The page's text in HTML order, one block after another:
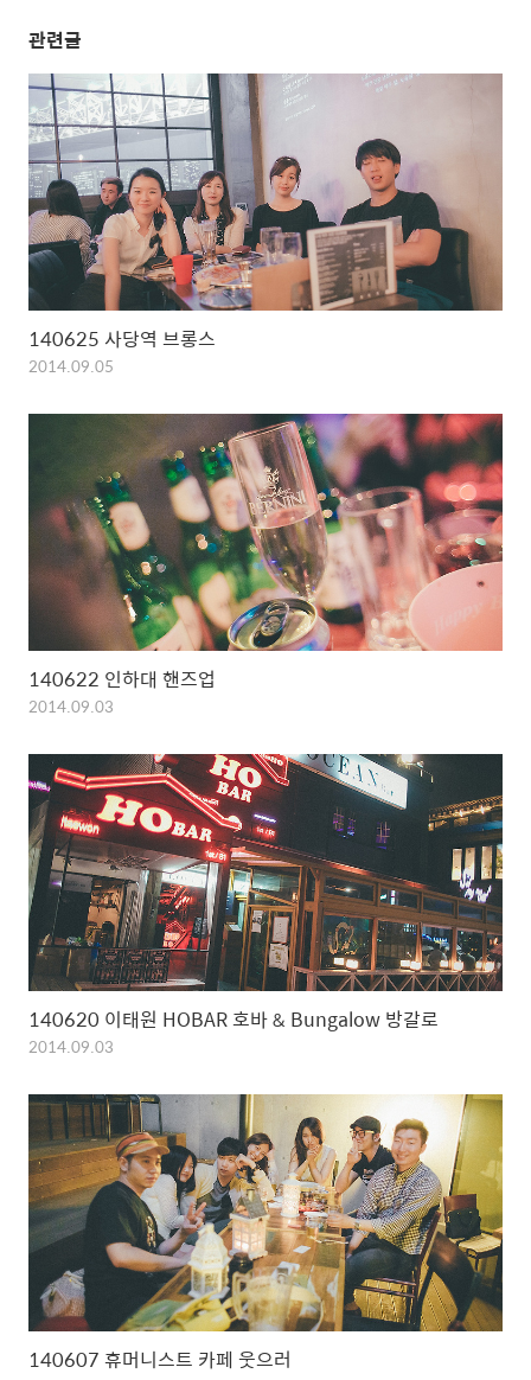
관련글
140625 사당역 브롱스
2014.09.05
140622 인하대 핸즈업
2014.09.03
140620 이태원 HOBAR 호바 & Bungalow 방갈로
2014.09.03
140607 휴머니스트 카페 웃으러